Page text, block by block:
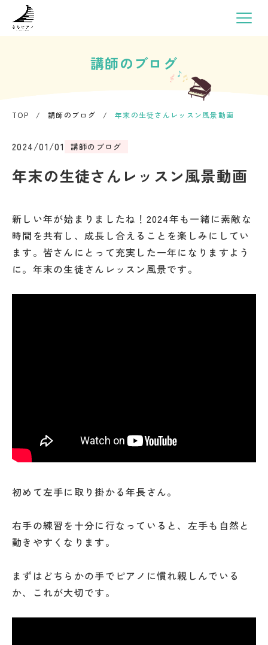
講師のブログ
TOP / 講師のブログ / 年末の生徒さんレッスン風景動画
2024/01/01 講師のブログ
年末の生徒さんレッスン風景動画
新しい年が始まりましたね！2024年も一緒に素敵な
時間を共有し、成長し合えることを楽しみにしてい
ます。皆さんにとって充実した一年になりますよう
に。年末の生徒さんレッスン風景です。
初めて左手に取り掛かる年長さん。
右手の練習を十分に行なっていると、左手も自然と
動きやすくなります。
まずはどちらかの手でピアノに慣れ親しんでいる
か、これが大切です。